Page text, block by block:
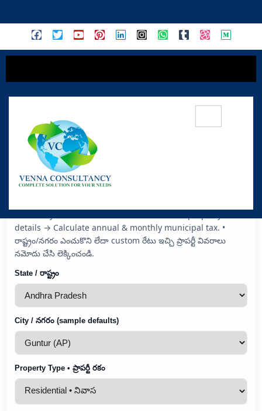
Property Tax Calculator •
ప్రాపర్టీ ట్యాక్స్ లెక్కింపు
details → Calculate annual & monthly municipal tax. •
రాష్ట్రం/నగరం ఎంచుకొని లేదా custom రేటు ఇచ్చి ప్రాపర్టీ వివరాలు
నమోదు చేసి లెక్కించండి.
State / రాష్ట్రం
City / నగరం (sample defaults)
Property Type • ప్రాపర్టీ రకం